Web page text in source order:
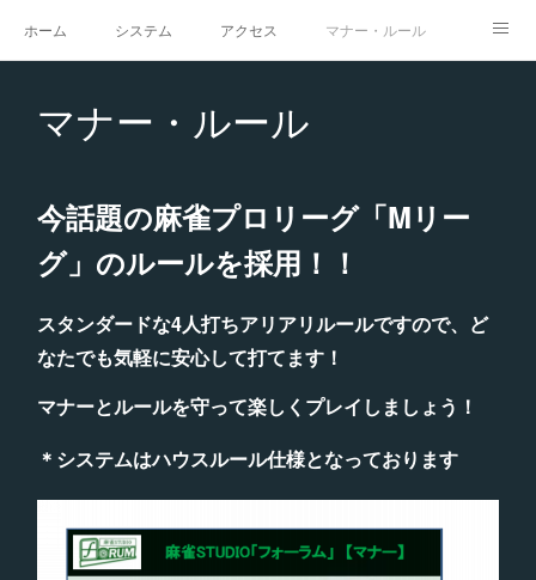
ホーム システム アクセス マナー・ルール
マナー・ルール
今話題の麻雀プロリーグ「Mリー
グ」のルールを採用！！
スタンダードな4人打ちアリアリルールですので、ど
なたでも気軽に安心して打てます！
マナーとルールを守って楽しくプレイしましょう！
＊システムはハウスルール仕様となっております